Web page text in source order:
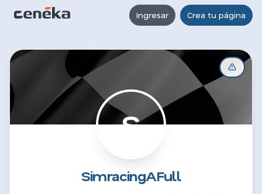
Ingresar Crea tu página
S
SimracingAFull